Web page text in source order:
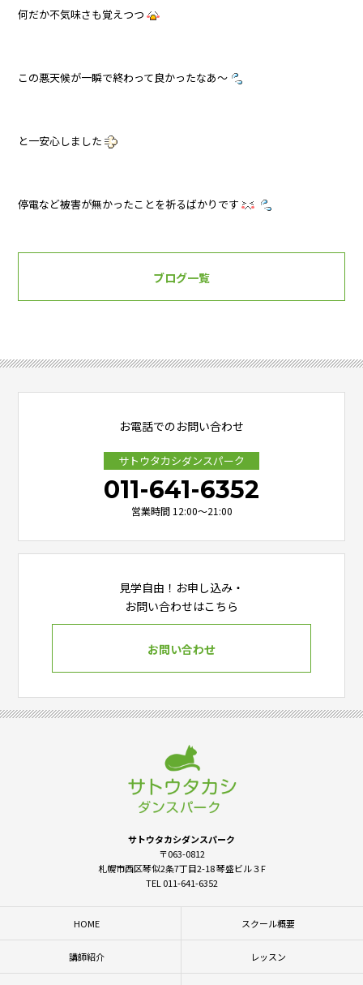
何だか不気味さも覚えつつ
この悪天候が一瞬で終わって良かったなあ～
と一安心しました
停電など被害が無かったことを祈るばかりです
ブログ一覧
お電話でのお問い合わせ
サトウタカシダンスパーク
011-641-6352
営業時間 12:00～21:00
見学自由！お申し込み・
お問い合わせはこちら
お問い合わせ
サトウタカシダンスパーク
〒063-0812
札幌市西区琴似2条7丁目2-18 琴盛ビル３F
TEL 011-641-6352
HOME スクール概要
講師紹介 レッスン